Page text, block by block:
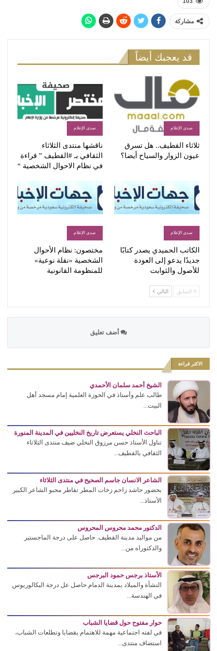
مشاركة
قد يعجبك أيضاً
صدى الإعلام
ثلاثاء القطيف.. هل تسرق
عيون الزوار والسياح أيضا؟
صدى الإعلام
ناقشها منتدى الثلاثاء
الثقافي بـ #القطيف ” قراءة
في نظام الاحوال الشخصية “
صدى الإعلام
الكاتب الحميدي يصدر كتابًا
جديدًا يدعو إلى العودة
للأصول والثوابت
صدى الإعلام
مختصون: نظام الأحوال
الشخصية «نقلة نوعية»
للمنظومة القانونية
السابق التالي
أضف تعليق
الاكثر قراءة
الشيخ أحمد سلمان الأحمدي
طالب علم وأستاذ في الحوزة العلمية إمام مسجد أهل
البيت...
الباحث النخلي يستعرض تاريخ النخليين في المدينة المنورة
تناول الأستاذ حسن مرزوق النخلي ضيف منتدى الثلاثاء
الثقافي بالقطيف...
الشاعر الانسان جاسم الصحيح في منتدى الثلاثاء
بحضور حاشد زاحم زخات المطر تقاطر محبو الشاعر الكبير
الأستاذ...
الدكتور محمد محروس المحروس
من مواليد مدينة القطيف. حاصل على درجة الماجستير
والدكتوراه من...
الأستاذ برجس حمود البرجس
النشأة والميلاد بمدينة الدمام حاصل عل درجة البكالوريوس
في الهندسة...
حوار مفتوح حول قضايا الشباب
في لفته اجتماعية مهمة للاهتمام بقضايا وتطلعات الشباب،
استضاف منتدى...